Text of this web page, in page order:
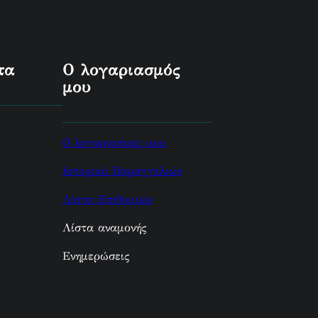
Ο λογαριασμός
μου
Ο λογαριασμός μου
Ιστορικό Παραγγελιών
Λίστα Επιθυμιών
Λίστα αναμονής
Ενημερώσεις